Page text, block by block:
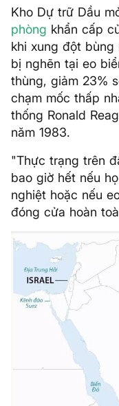
Kho Dự trữ Dầu
phòng khẩn cấp
khi xung đột bùng
bị nghẽn tại eo
thùng, giảm 23%
chạm mốc thấp
thống Ronald
năm 1983.
"Thực trạng trên
bao giờ hết nếu
nghiệt hoặc nếu
đóng cửa hoàn